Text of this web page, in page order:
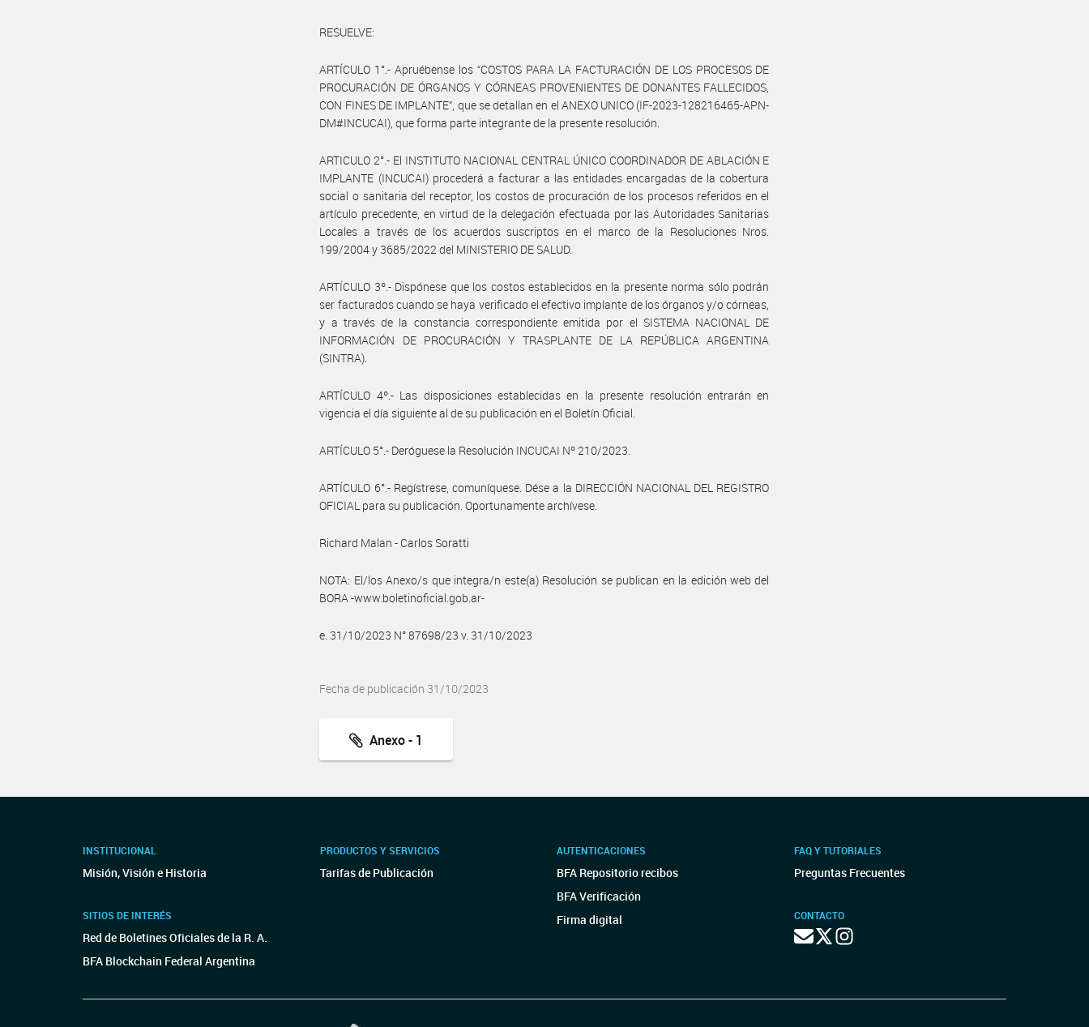
RESUELVE:
ARTÍCULO 1°.- Apruébense los “COSTOS PARA LA FACTURACIÓN DE LOS PROCESOS DE
PROCURACIÓN DE ÓRGANOS Y CÓRNEAS PROVENIENTES DE DONANTES FALLECIDOS,
CON FINES DE IMPLANTE”, que se detallan en el ANEXO UNICO (IF-2023-128216465-APN-
DM#INCUCAI), que forma parte integrante de la presente resolución.
ARTICULO 2°.- El INSTITUTO NACIONAL CENTRAL ÚNICO COORDINADOR DE ABLACIÓN E
IMPLANTE (INCUCAI) procederá a facturar a las entidades encargadas de la cobertura
social o sanitaria del receptor, los costos de procuración de los procesos referidos en el
artículo precedente, en virtud de la delegación efectuada por las Autoridades Sanitarias
Locales a través de los acuerdos suscriptos en el marco de la Resoluciones Nros.
199/2004 y 3685/2022 del MINISTERIO DE SALUD.
ARTÍCULO 3º.- Dispónese que los costos establecidos en la presente norma sólo podrán
ser facturados cuando se haya verificado el efectivo implante de los órganos y/o córneas,
y a través de la constancia correspondiente emitida por el SISTEMA NACIONAL DE
INFORMACIÓN DE PROCURACIÓN Y TRASPLANTE DE LA REPÚBLICA ARGENTINA
(SINTRA).
ARTÍCULO 4º.- Las disposiciones establecidas en la presente resolución entrarán en
vigencia el día siguiente al de su publicación en el Boletín Oficial.
ARTÍCULO 5°.- Deróguese la Resolución INCUCAI Nº 210/2023.
ARTÍCULO 6°.- Regístrese, comuníquese. Dése a la DIRECCIÓN NACIONAL DEL REGISTRO
OFICIAL para su publicación. Oportunamente archívese.
Richard Malan - Carlos Soratti
NOTA: El/los Anexo/s que integra/n este(a) Resolución se publican en la edición web del
BORA -www.boletinoficial.gob.ar-
e. 31/10/2023 N° 87698/23 v. 31/10/2023
Fecha de publicación 31/10/2023
Anexo - 1
INSTITUCIONAL
Misión, Visión e Historia
SITIOS DE INTERÉS
Red de Boletines Oficiales de la R. A.
BFA Blockchain Federal Argentina
PRODUCTOS Y SERVICIOS
Tarifas de Publicación
AUTENTICACIONES
BFA Repositorio recibos
BFA Verificación
Firma digital
FAQ Y TUTORIALES
Preguntas Frecuentes
CONTACTO